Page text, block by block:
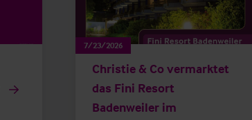
7/23/2026
Christie & Co vermarktet
das Fini Resort
Badenweiler im